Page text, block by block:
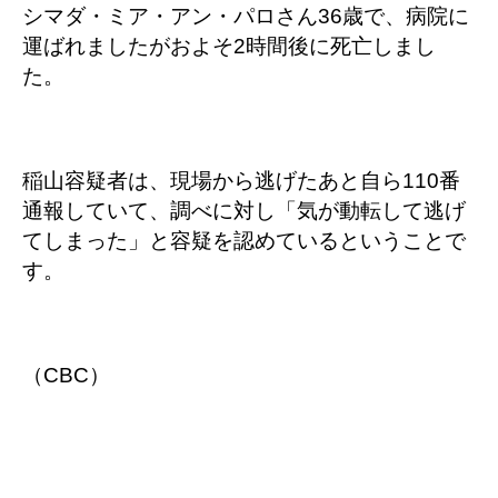
シマダ・ミア・アン・パロさん36歳で、病院に
運ばれましたがおよそ2時間後に死亡しまし
た。
稲山容疑者は、現場から逃げたあと自ら110番
通報していて、調べに対し「気が動転して逃げ
てしまった」と容疑を認めているということで
す。
（CBC）